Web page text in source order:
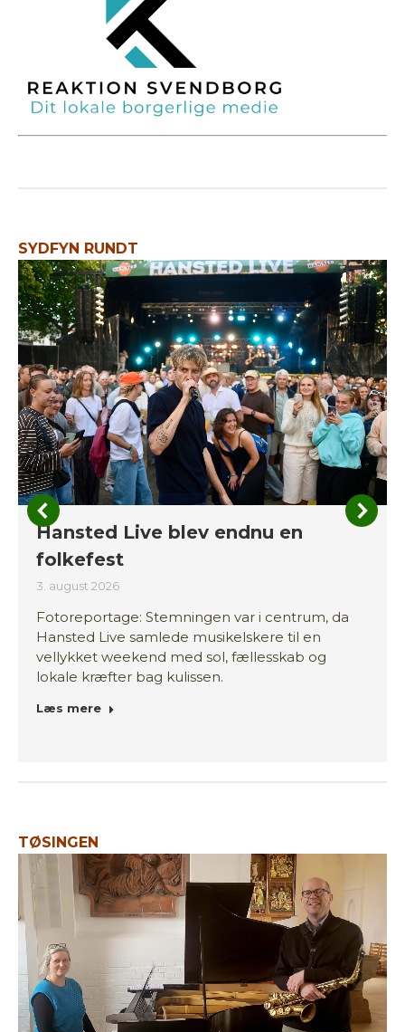
SYDFYN RUNDT
Hansted Live blev endnu en
folkefest
3. august 2026
Fotoreportage: Stemningen var i centrum, da
Hansted Live samlede musikelskere til en
vellykket weekend med sol, fællesskab og
lokale kræfter bag kulissen.
Læs mere
TØSINGEN